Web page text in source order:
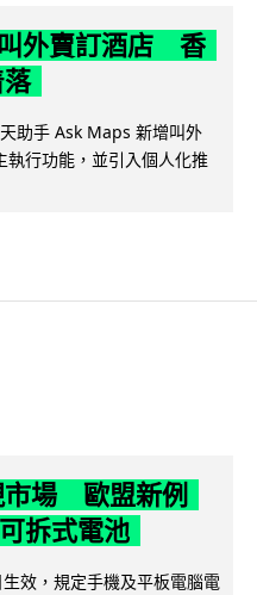
外賣訂酒店 香
助手 Ask Maps 新增叫外
行功能，並引入個人化推
市場 歐盟新例
拆式電池
效，規定手機及平板電腦電